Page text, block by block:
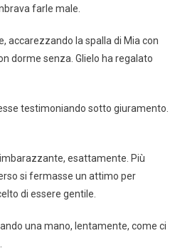
farle male.
accarezzando la spalla di Mia con
dorme senza. Glielo ha regalato
testimoniando sotto giuramento.
esattamente. Più
si fermasse un attimo per
di essere gentile.
una mano, lentamente, come ci